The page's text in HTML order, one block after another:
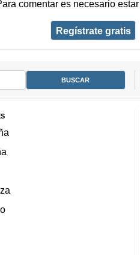
comentar es necesario
Regístrate gratis